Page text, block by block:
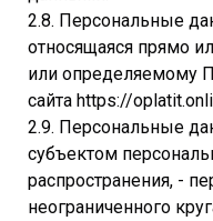
2.8. Персональные
относящаяся прямо
или определяемому
сайта https://
2.9. Персональные
субъектом
распространения, -
неограниченного